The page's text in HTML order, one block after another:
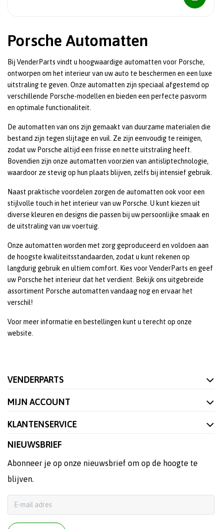
Porsche Automatten
Bij VenderParts vindt u hoogwaardige automatten voor Porsche,
ontworpen om het interieur van uw auto te beschermen en een luxe
uitstraling te geven. Onze automatten zijn speciaal afgestemd op
verschillende Porsche-modellen en bieden een perfecte pasvorm
en optimale functionaliteit.
De automatten van ons zijn gemaakt van duurzame materialen die
bestand zijn tegen slijtage en vuil. Ze zijn eenvoudig te reinigen,
zodat uw Porsche altijd een frisse en nette uitstraling heeft.
Bovendien zijn onze automatten voorzien van antisliptechnologie,
waardoor ze stevig op hun plaats blijven, zelfs bij intensief gebruik.
Naast praktische voordelen zorgen de automatten ook voor een
stijlvolle touch in het interieur van uw Porsche. U kunt kiezen uit
diverse kleuren en designs die passen bij uw persoonlijke smaak en
de uitstraling van uw voertuig.
Onze automatten worden met zorg geproduceerd en voldoen aan
de hoogste kwaliteitsstandaarden, zodat u kunt rekenen op
langdurig gebruik en ultiem comfort. Kies voor VenderParts en geef
uw Porsche het interieur dat het verdient. Bekijk ons uitgebreide
assortiment Porsche automatten vandaag nog en ervaar het
verschil!
Voor meer informatie en bestellingen kunt u terecht op onze
website.
VENDERPARTS
MIJN ACCOUNT
KLANTENSERVICE
NIEUWSBRIEF
Abonneer je op onze nieuwsbrief om op de hoogte te
blijven.